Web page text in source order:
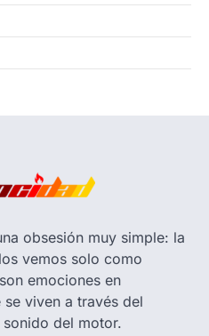
obsesión muy simple: la
vemos solo como
emociones en
viven a través del
del motor.